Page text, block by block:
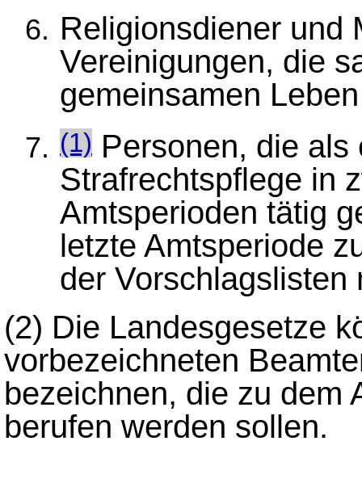
Religionsdiener und
Vereinigungen, die
gemeinsamen
(1) Personen, die
Strafrechtspflege in
Amtsperioden tätig
letzte Amtsperiode
der Vorschlagslisten
(2) Die Landesgesetze
vorbezeichneten
bezeichnen, die zu dem
berufen werden sollen.